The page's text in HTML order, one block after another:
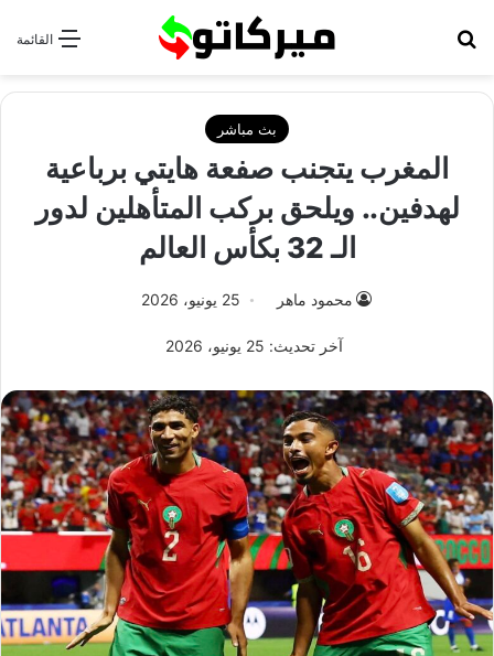
القائمة
بث مباشر
المغرب يتجنب صفعة هايتي برباعية
لهدفين.. ويلحق بركب المتأهلين لدور
الـ 32 بكأس العالم
محمود ماهر 25 يونيو، 2026
آخر تحديث: 25 يونيو، 2026